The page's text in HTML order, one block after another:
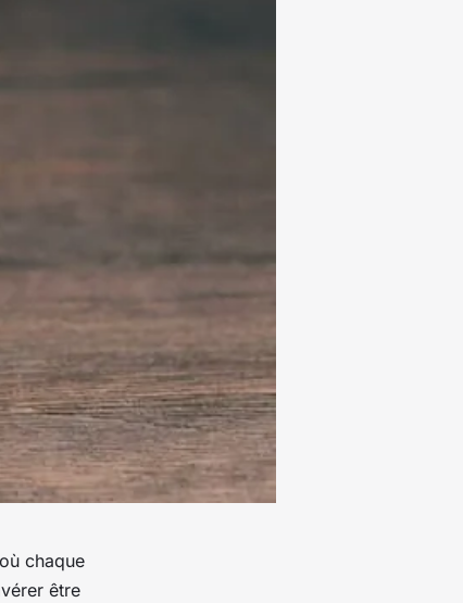
chaque
être